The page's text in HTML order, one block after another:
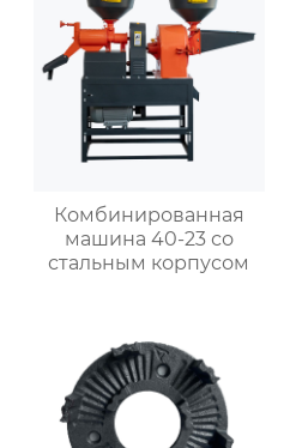
Комбинированная
машина 40-23 со
стальным корпусом